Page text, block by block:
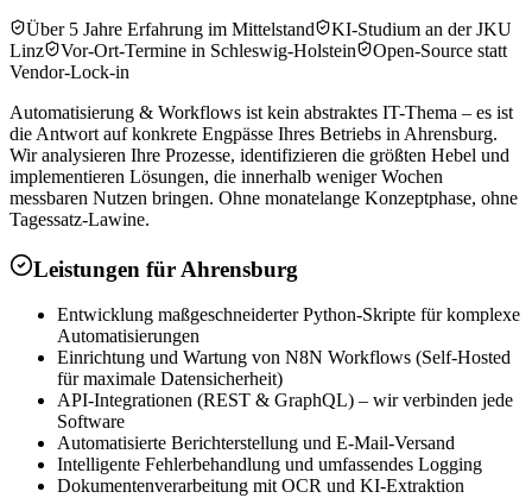
Über 5 Jahre Erfahrung im Mittelstand
KI-Studium an der JKU
Linz
Vor-Ort-Termine in Schleswig-Holstein
Open-Source statt
Vendor-Lock-in
Automatisierung & Workflows ist kein abstraktes IT-Thema – es ist
die Antwort auf konkrete Engpässe Ihres Betriebs in Ahrensburg.
Wir analysieren Ihre Prozesse, identifizieren die größten Hebel und
implementieren Lösungen, die innerhalb weniger Wochen
messbaren Nutzen bringen. Ohne monatelange Konzeptphase, ohne
Tagessatz-Lawine.
Leistungen für Ahrensburg
Entwicklung maßgeschneiderter Python-Skripte für komplexe
Automatisierungen
Einrichtung und Wartung von N8N Workflows (Self-Hosted
für maximale Datensicherheit)
API-Integrationen (REST & GraphQL) – wir verbinden jede
Software
Automatisierte Berichterstellung und E-Mail-Versand
Intelligente Fehlerbehandlung und umfassendes Logging
Dokumentenverarbeitung mit OCR und KI-Extraktion